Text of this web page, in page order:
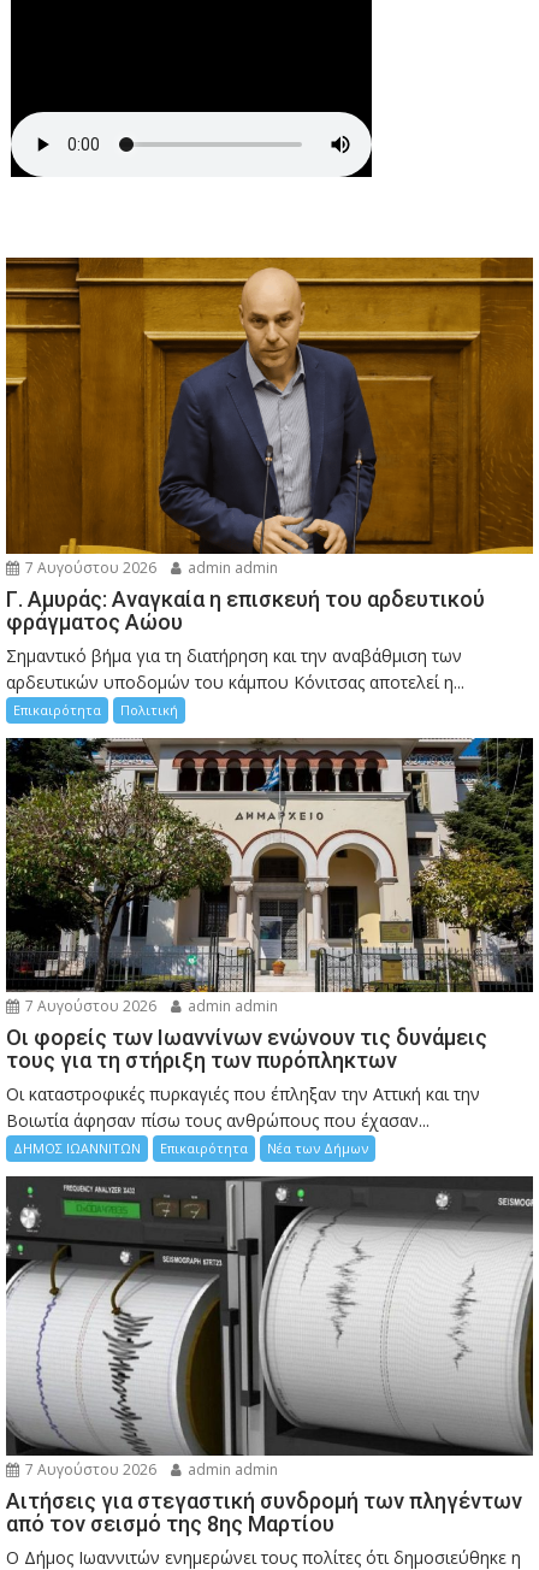
7 Αυγούστου 2026 admin admin
Γ. Αμυράς: Αναγκαία η επισκευή του αρδευτικού
φράγματος Αώου
Σημαντικό βήμα για τη διατήρηση και την αναβάθμιση των
αρδευτικών υποδομών του κάμπου Κόνιτσας αποτελεί η...
Επικαιρότητα Πολιτική
7 Αυγούστου 2026 admin admin
Οι φορείς των Ιωαννίνων ενώνουν τις δυνάμεις
τους για τη στήριξη των πυρόπληκτων
Οι καταστροφικές πυρκαγιές που έπληξαν την Αττική και την
Bοιωτία άφησαν πίσω τους ανθρώπους που έχασαν...
ΔΗΜΟΣ ΙΩΑΝΝΙΤΩΝ Επικαιρότητα Νέα των Δήμων
7 Αυγούστου 2026 admin admin
Αιτήσεις για στεγαστική συνδρομή των πληγέντων
από τον σεισμό της 8ης Μαρτίου
Ο Δήμος Ιωαννιτών ενημερώνει τους πολίτες ότι δημοσιεύθηκε η